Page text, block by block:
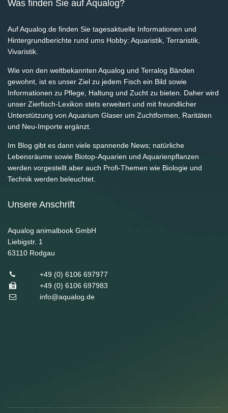
Was finden Sie auf Aqualog?
Auf Aqualog.de finden Sie tagesaktuelle Informationen und
Hintergrundberichte rund ums Hobby: Aquaristik, Terraristik,
Vivaristik.
Wie von den weltbekannten Aqualog und Terralog Bänden
gewohnt, ist es unser Ziel zu jedem Fisch ein Bild sowie
Informationen zu Pflege, Haltung und Zucht zu bieten. Daher wird
unser Zierfisch-Lexikon stets erweitert und mit freundlicher
Unterstützung von Aquarium Glaser um Zuchtformen, Raritäten
und Neu-Importe ergänzt.
Im Blog gibt es dann viele spannende News; natürliche
Lebensräume sowie Biotop-Aquarien und Aquarienpflanzen
werden vorgestellt aber auch Profi-Themen wie Biologie und
Technik werden beleuchtet.
Unsere Anschrift
Aqualog animalbook GmbH
Liebigstr. 1
63110 Rodgau
+49 (0) 6106 697977
+49 (0) 6106 697983
info@aqualog.de